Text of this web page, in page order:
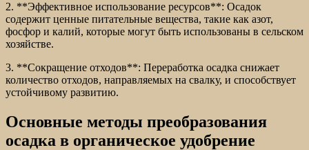
2. **Эффективное использование ресурсов**: Осадок
содержит ценные питательные вещества, такие как азот,
фосфор и калий, которые могут быть использованы в сельском
хозяйстве.
3. **Сокращение отходов**: Переработка осадка снижает
количество отходов, направляемых на свалку, и способствует
устойчивому развитию.
Основные методы преобразования
осадка в органическое удобрение